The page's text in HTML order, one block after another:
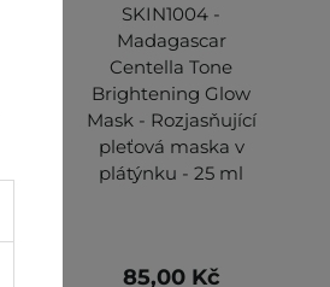
SKIN1004 -
Madagascar
Centella Tone
Brightening Glow
Mask - Rozjasňující
pleťová maska v
plátýnku - 25 ml
85,00 Kč